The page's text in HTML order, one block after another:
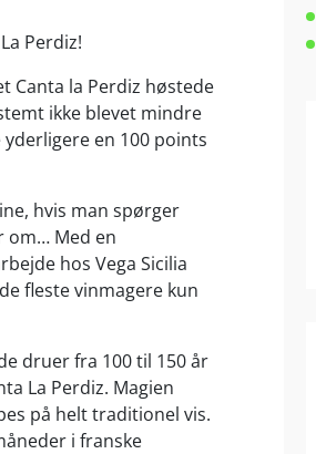
Perdiz!
Canta la Perdiz høstede
ikke blevet mindre
en 100 points
hvis man spørger
om… Med en
hos Vega Sicilia
fleste vinmagere kun
druer fra 100 til 150 år
La Perdiz. Magien
på helt traditionel vis.
i franske